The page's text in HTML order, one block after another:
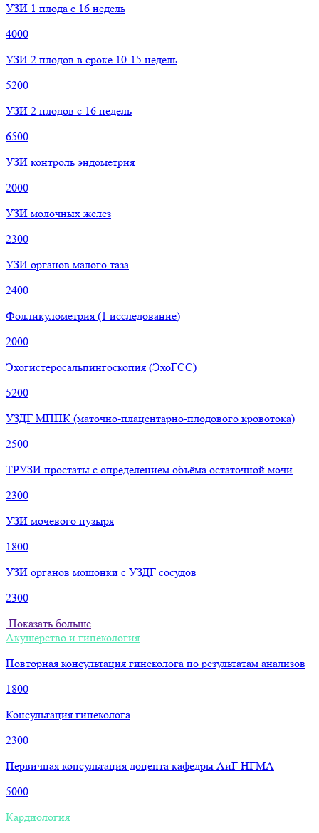
УЗИ 1 плода с 16 недель
4000
УЗИ 2 плодов в сроке 10-15 недель
5200
УЗИ 2 плодов с 16 недель
6500
УЗИ контроль эндометрия
2000
УЗИ молочных желёз
2300
УЗИ органов малого таза
2400
Фолликулометрия (1 исследование)
2000
Эхогистеросальпингоскопия (ЭхоГСС)
5200
УЗДГ МППК (маточно-плацентарно-плодового кровотока)
2500
ТРУЗИ простаты с определением объёма остаточной мочи
2300
УЗИ мочевого пузыря
1800
УЗИ органов мошонки с УЗДГ сосудов
2300
Показать больше
Акушерство и гинекология
Повторная консультация гинеколога по результатам анализов
1800
Консультация гинеколога
2300
Первичная консультация доцента кафедры АиГ НГМА
5000
Кардиология